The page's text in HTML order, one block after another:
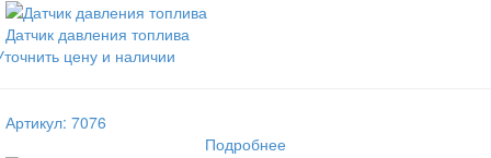
Датчик давления топлива
цену и наличии
Артикул: 7076
Подробнее